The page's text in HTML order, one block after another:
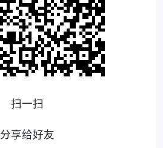
扫一扫
分享给好友